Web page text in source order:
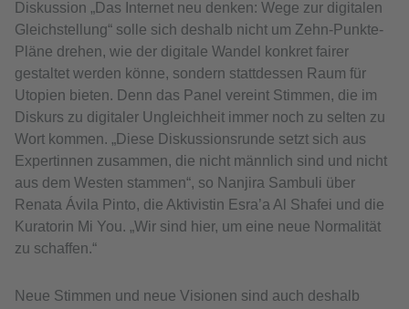
Diskussion „Das Internet neu denken: Wege zur digitalen
Gleichstellung“ solle sich deshalb nicht um Zehn-Punkte-
Pläne drehen, wie der digitale Wandel konkret fairer
gestaltet werden könne, sondern stattdessen Raum für
Utopien bieten. Denn das Panel vereint Stimmen, die im
Diskurs zu digitaler Ungleichheit immer noch zu selten zu
Wort kommen. „Diese Diskussionsrunde setzt sich aus
Expertinnen zusammen, die nicht männlich sind und nicht
aus dem Westen stammen“, so Nanjira Sambuli über
Renata Ávila Pinto, die Aktivistin Esra’a Al Shafei und die
Kuratorin Mi You. „Wir sind hier, um eine neue Normalität
zu schaffen.“
Neue Stimmen und neue Visionen sind auch deshalb